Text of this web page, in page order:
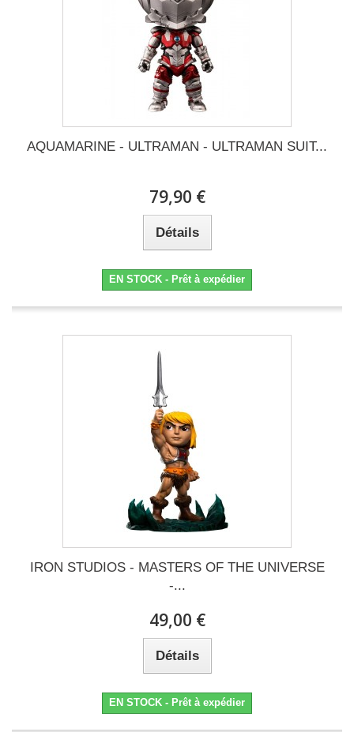
AQUAMARINE - ULTRAMAN - ULTRAMAN SUIT...
79,90 €
Détails
EN STOCK - Prêt à expédier
IRON STUDIOS - MASTERS OF THE UNIVERSE
-...
49,00 €
Détails
EN STOCK - Prêt à expédier